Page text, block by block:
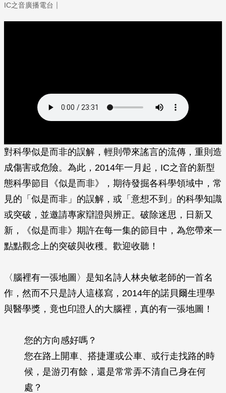
IC之音廣播電台 ｜
對科學似是而非的誤解，輕則帶來謠言的流傳，重則造
成傷害或危險。為此，2014年一月起，IC之音的新型
態科學節目《似是而非》，期待發掘各科學領域中，常
見的「似是而非」的誤解，或「意想不到」的科學知識
或突破，並邀請專家辯證與辨正。破除迷思，日新又
新，《似是而非》期許在每一集的節目中，為您帶來一
點點觀念上的突破與收穫。歡迎收聽！
〈腦裡有一張地圖〉是知名詩人林央敏老師的一首名
作，然而不只是詩人這樣寫，2014年的諾貝爾生理學
與醫學獎，竟也印證人的大腦裡，真的有一張地圖！
您的方向感好嗎？
您在路上開車、搭捷運或公車、或行走找路的時
候，是游刃有餘，還是常常弄不清自己身在何
處？